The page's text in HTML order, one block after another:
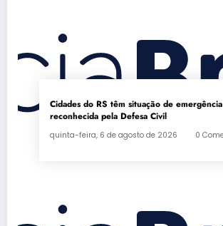
Cidades do RS têm situação de emergência
reconhecida pela Defesa Civil
quinta-feira, 6 de agosto de 2026 0